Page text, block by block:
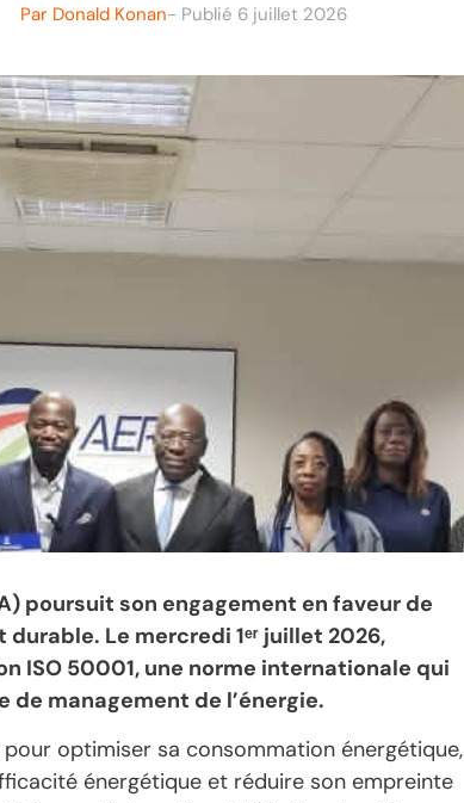
Par Donald Konan- Publié 6 juillet 2026
poursuit son engagement en faveur de
Le mercredi 1ᵉʳ juillet 2026,
ISO 50001, une norme internationale qui
management de l’énergie.
optimiser sa consommation énergétique,
énergétique et réduire son empreinte